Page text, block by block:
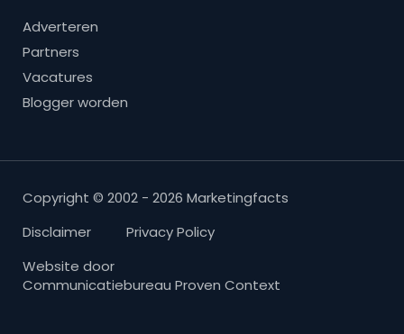
Adverteren
Partners
Vacatures
Blogger worden
Copyright © 2002 - 2026 Marketingfacts
Disclaimer
Privacy Policy
Website door
Communicatiebureau Proven Context